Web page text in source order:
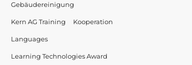
Gebäudereinigung
Kern AG Training Kooperation
Languages
Learning Technologies Award